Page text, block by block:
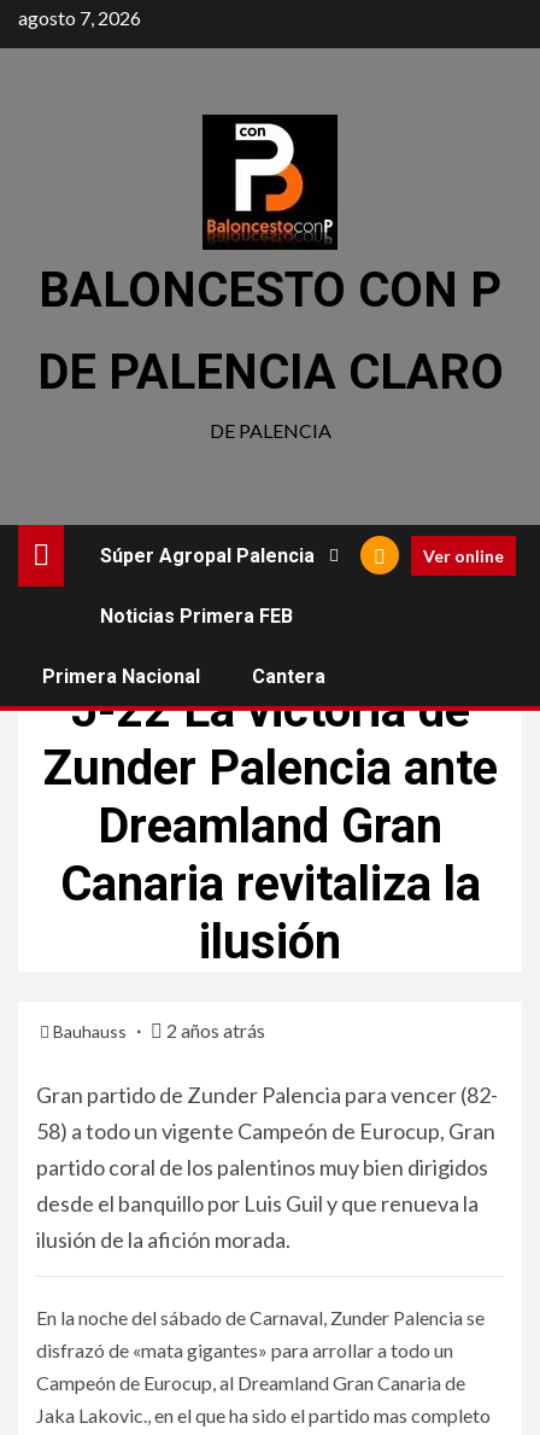
agosto 7, 2026
BALONCESTO CON P
DE PALENCIA CLARO
DE PALENCIA
Súper Agropal Palencia
Noticias Primera FEB
Primera Nacional Cantera
Ver online
J-22 La victoria de
Zunder Palencia ante
Dreamland Gran
Canaria revitaliza la
ilusión
Bauhauss 2 años atrás
Gran partido de Zunder Palencia para vencer (82-
58) a todo un vigente Campeón de Eurocup, Gran
partido coral de los palentinos muy bien dirigidos
desde el banquillo por Luis Guil y que renueva la
ilusión de la afición morada.
En la noche del sábado de Carnaval, Zunder Palencia se
disfrazó de «mata gigantes» para arrollar a todo un
Campeón de Eurocup, al Dreamland Gran Canaria de
Jaka Lakovic., en el que ha sido el partido mas completo